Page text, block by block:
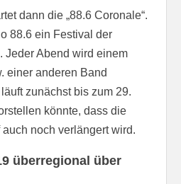
dann die „88.6 Coronale“.
88.6 ein Festival der
Jeder Abend wird einem
einer anderen Band
zunächst bis zum 29.
könnte, dass die
noch verlängert wird.
überregional über